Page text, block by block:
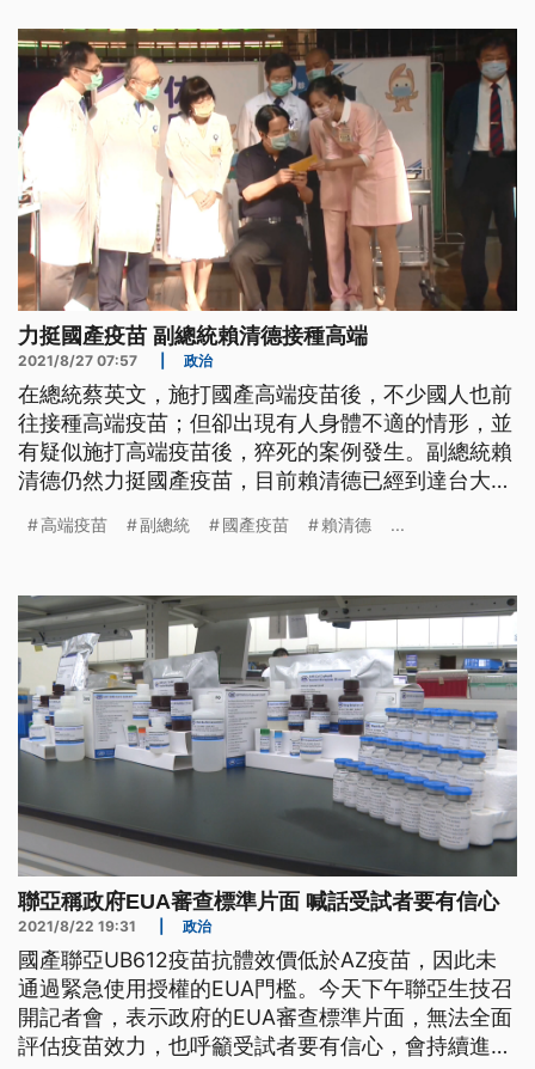
「聯亞藥」發布重訊澄清表示，尚未向食藥署提出緊
急使用授權(EUA)重審。
力挺國產疫苗 副總統賴清德接種高端
2021/8/27 07:57 政治
在總統蔡英文，施打國產高端疫苗後，不少國人也前
往接種高端疫苗；但卻出現有人身體不適的情形，並
有疑似施打高端疫苗後，猝死的案例發生。副總統賴
清德仍然力挺國產疫苗，目前賴清德已經到達台大醫
高端疫苗 副總統 國產疫苗 賴清德 ...
聯亞稱政府EUA審查標準片面 喊話受試者要有信心
2021/8/22 19:31 政治
國產聯亞UB612疫苗抗體效價低於AZ疫苗，因此未
通過緊急使用授權的EUA門檻。今天下午聯亞生技召
開記者會，表示政府的EUA審查標準片面，無法全面
評估疫苗效力，也呼籲受試者要有信心，會持續進行